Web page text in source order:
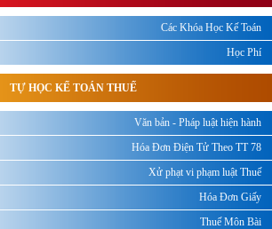
Các Khóa Học Kế Toán
Học Phí
TỰ HỌC KẾ TOÁN THUẾ
Văn bản - Pháp luật hiện hành
Hóa Đơn Điện Tử Theo TT 78
Xử phạt vi phạm luật Thuế
Hóa Đơn Giấy
Thuế Môn Bài